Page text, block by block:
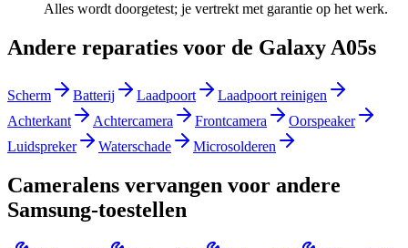
Alles wordt doorgetest; je vertrekt met garantie op het werk.
Andere reparaties voor de Galaxy A05s
Scherm Batterij Laadpoort
Laadpoort reinigen
Achterkant
Achtercamera Frontcamera
Oorspeaker
Luidspreker
Waterschade Microsolderen
Cameralens vervangen voor andere
Samsung-toestellen